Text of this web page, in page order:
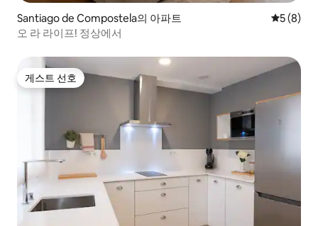
Santiago de Compostela의 아파트 평점 5점
5 (8)
오 라 라이프! 정상에서
게스트 선호
게스트 선호